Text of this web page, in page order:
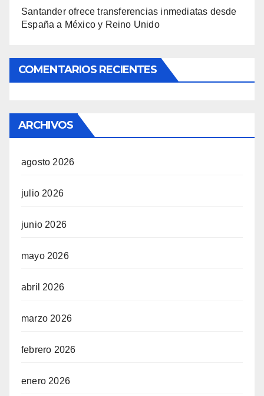
Santander ofrece transferencias inmediatas desde
España a México y Reino Unido
COMENTARIOS RECIENTES
ARCHIVOS
agosto 2026
julio 2026
junio 2026
mayo 2026
abril 2026
marzo 2026
febrero 2026
enero 2026